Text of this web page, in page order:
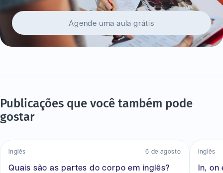
Agende uma aula grátis
Publicações que você também pode
gostar
Inglês 6 de agosto
Quais são as partes do corpo em inglês?
Inglês
In,